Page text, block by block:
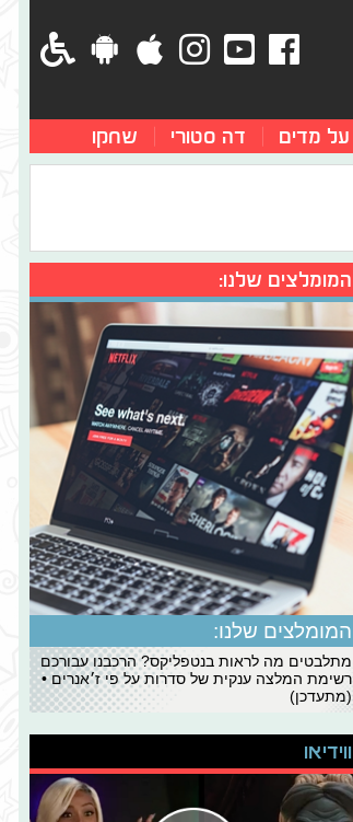
על מדים דה סטורי שחקו
המומלצים שלנו:
המומלצים שלנו:
מתלבטים מה לראות בנטפליקס? הרכבנו עבורכם
רשימת המלצה ענקית של סדרות על פי ז׳אנרים •
(מתעדכן)
ווידיאו